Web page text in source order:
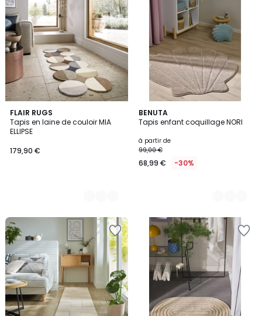
FLAIR RUGS
Tapis en laine de couloir MIA
ELLIPSE
179,90 €
2
Couleurs
BENUTA
Tapis enfant coquillage NORI
à partir de
99,00 €
68,99 € -30%
2
Couleurs